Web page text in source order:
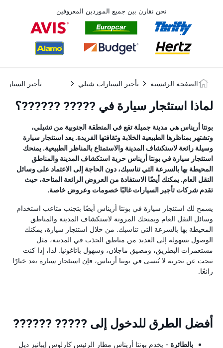
نحن نقارن بين جميع الموردين المعروفين
الصفحة الرئيسية تأجير السيارات شيلي تأجير
لماذا استئجار سيارة في ????? ??????؟
بونتا أريناس هي مدينة جميلة تقع في المنطقة الجنوبية من تشيلي،
وتشتهر بمناظرها الطبيعية الخلابة وثقافتها الفريدة. يعد استئجار سيارة
وسيلة رائعة لاستكشاف المدينة والاستمتاع بالمناظر الطبيعية. يمنحك
استئجار سيارة في بونتا أريناس حرية استكشاف المدينة والمناطق
المحيطة بها بالسرعة التي تناسبك، دون الحاجة إلى الاعتماد على وسائل
النقل العام. يمكنك أيضًا الاستفادة من العروض الرائعة المتاحة، حيث
تقدم شركات تأجير السيارات غالبًا خصومات وعروض خاصة.
يسمح لك استئجار سيارة في بونتا أريناس أيضًا بتجنب متاعب استخدام
وسائل النقل العام ويمنحك المرونة لاستكشاف المدينة والمناطق
المحيطة بها بالسرعة التي تناسبك. من خلال استئجار سيارة، يمكنك
الوصول بسهولة إلى العديد من مناطق الجذب في المدينة، مثل
مستعمرات البطريق، ومضيق ماجلان، وسهول باتاغونيا. لذا، إذا كنت
تبحث عن تجربة لا تُنسى في بونتا أريناس، فإن استئجار سيارة يعد خيارًا
رائعًا.
أفضل الطرق للدخول إلى ????? ??????
بالطائرة - يخدم بونتا أريناس مطار الرئيس كارلوس إيبانيز ديل